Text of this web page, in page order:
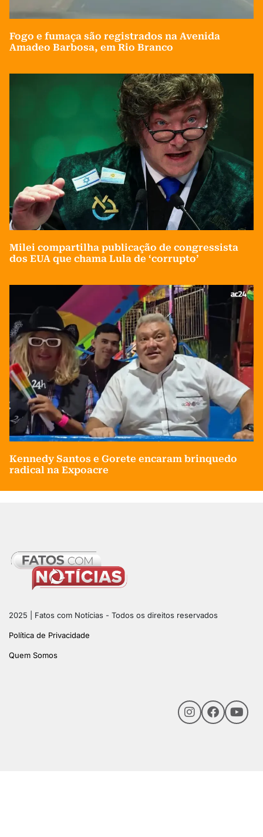
Fogo e fumaça são registrados na Avenida
Amadeo Barbosa, em Rio Branco
Milei compartilha publicação de congressista
dos EUA que chama Lula de ‘corrupto’
Kennedy Santos e Gorete encaram brinquedo
radical na Expoacre
2025 | Fatos com Notícias - Todos os direitos reservados
Política de Privacidade
Quem Somos